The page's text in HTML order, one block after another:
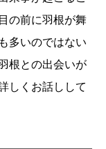
の前に羽根が舞
多いのではない
根との出会いが
しくお話しして